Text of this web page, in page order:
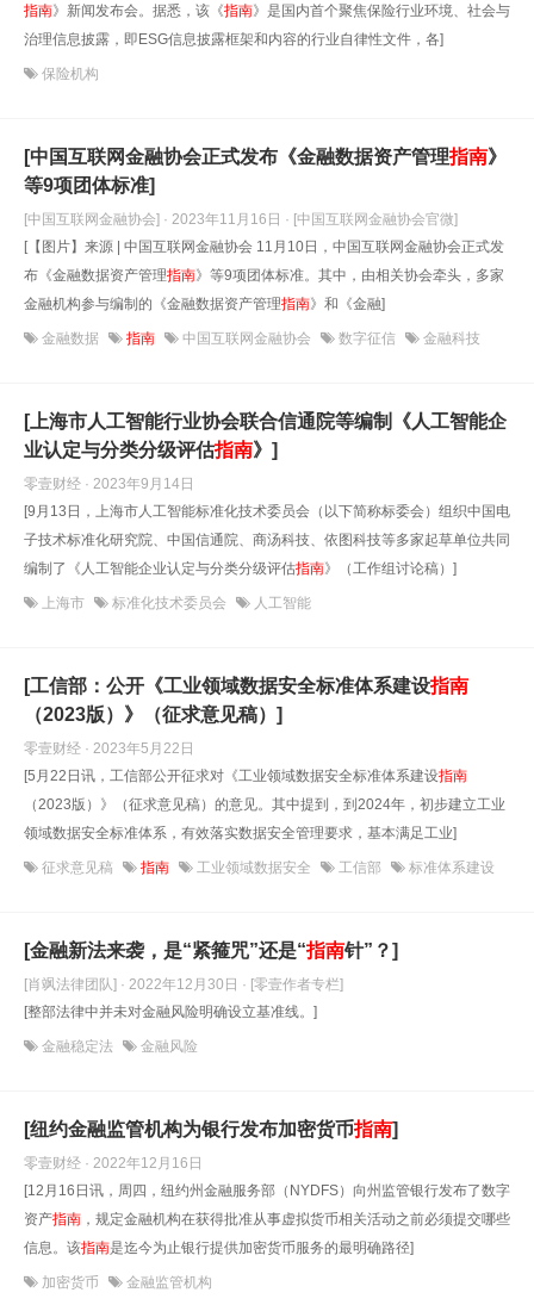
指南》新闻发布会。据悉，该《指南》是国内首个聚焦保险行业环境、社会与
治理信息披露，即ESG信息披露框架和内容的行业自律性文件，各]
保险机构
[中国互联网金融协会正式发布《金融数据资产管理指南》
等9项团体标准]
[中国互联网金融协会] · 2023年11月16日 · [中国互联网金融协会官微]
[【图片】来源 | 中国互联网金融协会 11月10日，中国互联网金融协会正式发
布《金融数据资产管理指南》等9项团体标准。其中，由相关协会牵头，多家
金融机构参与编制的《金融数据资产管理指南》和《金融]
金融数据 指南 中国互联网金融协会 数字征信 金融科技
[上海市人工智能行业协会联合信通院等编制《人工智能企
业认定与分类分级评估指南》]
零壹财经 · 2023年9月14日
[9月13日，上海市人工智能标准化技术委员会（以下简称标委会）组织中国电
子技术标准化研究院、中国信通院、商汤科技、依图科技等多家起草单位共同
编制了《人工智能企业认定与分类分级评估指南》（工作组讨论稿）]
上海市 标准化技术委员会 人工智能
[工信部：公开《工业领域数据安全标准体系建设指南
（2023版）》（征求意见稿）]
零壹财经 · 2023年5月22日
[5月22日讯，工信部公开征求对《工业领域数据安全标准体系建设指南
（2023版）》（征求意见稿）的意见。其中提到，到2024年，初步建立工业
领域数据安全标准体系，有效落实数据安全管理要求，基本满足工业]
征求意见稿 指南 工业领域数据安全 工信部 标准体系建设
[金融新法来袭，是“紧箍咒”还是“指南针”？]
[肖飒法律团队] · 2022年12月30日 · [零壹作者专栏]
[整部法律中并未对金融风险明确设立基准线。]
金融稳定法 金融风险
[纽约金融监管机构为银行发布加密货币指南]
零壹财经 · 2022年12月16日
[12月16日讯，周四，纽约州金融服务部（NYDFS）向州监管银行发布了数字
资产指南 ，规定金融机构在获得批准从事虚拟货币相关活动之前必须提交哪些
信息。该指南是迄今为止银行提供加密货币服务的最明确路径]
加密货币 金融监管机构